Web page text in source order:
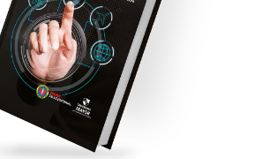
de tecnologías, una mirada
de transformación
CIENTÍFICAS